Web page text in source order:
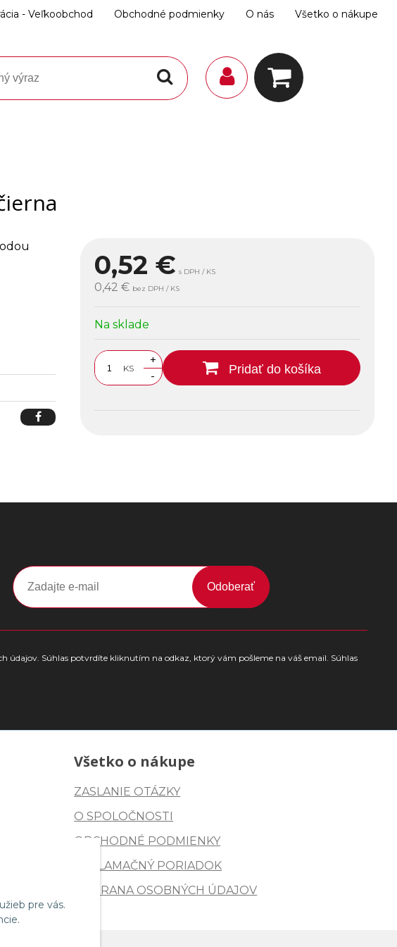
pre vás.
- Veľkoobchod Obchodné podmienky O nás Všetko o nákupe
0,52 € s DPH / KS
0,42 € bez DPH / KS
Na sklade
KS
+
-
Pridať do košíka
Odoberať
údajov. Súhlas potvrdíte kliknutím na odkaz, ktorý vám pošleme na váš email. Súhlas
Všetko o nákupe
ZASLANIE OTÁZKY
O SPOLOČNOSTI
OBCHODNÉ PODMIENKY
REKLAMAČNÝ PORIADOK
OCHRANA OSOBNÝCH ÚDAJOV